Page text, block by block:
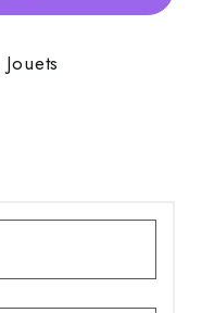
Jouets